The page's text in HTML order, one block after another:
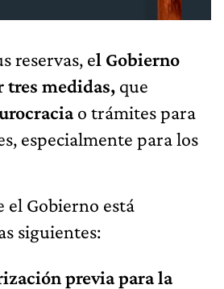
reservas, el Gobierno
tres medidas, que
o trámites para
especialmente para los
el Gobierno está
siguientes:
previa para la